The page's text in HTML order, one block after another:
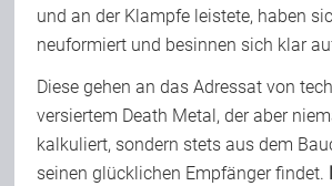
und an der Klampfe leistete, haben
neuformiert und besinnen sich klar
Diese gehen an das Adressat von
versiertem Death Metal, der aber
kalkuliert, sondern stets aus dem
seinen glücklichen Empfänger findet.